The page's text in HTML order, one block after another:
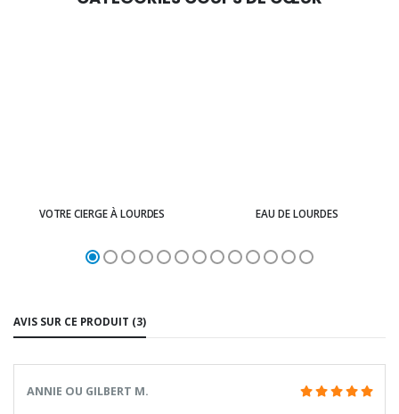
VOTRE CIERGE À LOURDES EAU DE LOURDES
AVIS SUR CE PRODUIT (3)
ANNIE OU GILBERT M.